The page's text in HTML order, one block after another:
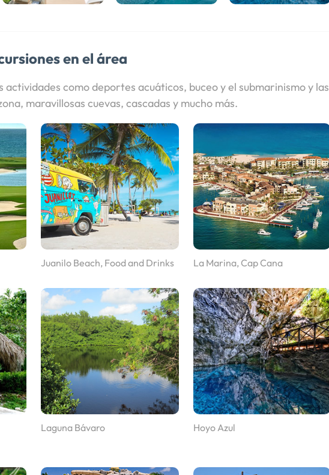
en el área
como deportes acuáticos, buceo y el submarinismo y las
maravillosas cuevas, cascadas y mucho más.
Juanilo Beach, Food and Drinks La Marina, Cap Cana
Laguna Bávaro Hoyo Azul